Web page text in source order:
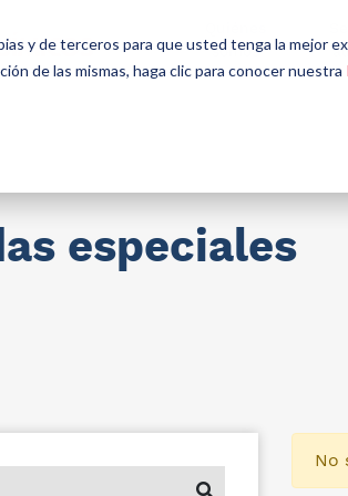
y de terceros para que usted tenga la mejor
de las mismas, haga clic para conocer nuestra
somos
especiales
No